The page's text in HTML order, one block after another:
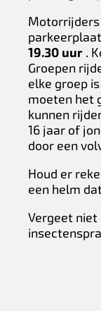
19.30 uur .
Groepen
elke groep
moeten het
kunnen
16 jaar of
door een
Houd er
een helm
Vergeet